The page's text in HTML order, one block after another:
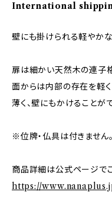
International
壁にも掛けられる軽やか
扉は細かい天然木の連子
面からは内部の存在を軽く
薄く、壁にもかけることが
※位牌・仏具は付きません
商品詳細は公式ページで
https://